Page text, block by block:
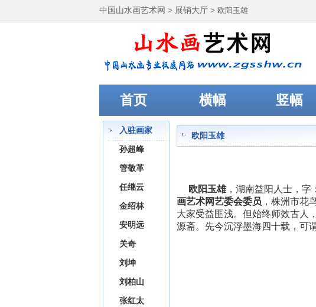
中国山水画艺术网 > 展销大厅 > 欧阳玉雄
首页 横幅 竖幅
入驻画家
孙超峰
管敬革
任继云
金绍林
安明远
关奇
刘坤
刘柏山
张红太
欧阳玉雄
欧阳玉雄，湖南益阳人士，字
画艺术网艺委会委员 ，株洲市花
大家受益匪浅。但始终师效古人
源斋。先今沉浮墨海四十载，可